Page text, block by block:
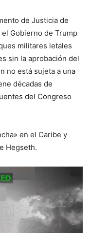
de Justicia de
Gobierno de Trump
militares letales
sin la aprobación del
no está sujeta a una
décadas de
del Congreso
en el Caribe y
Hegseth.